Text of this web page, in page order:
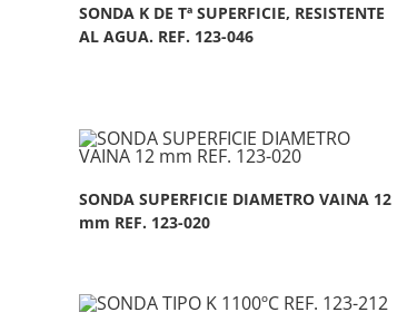
SONDA K DE Tª SUPERFICIE, RESISTENTE
AL AGUA. REF. 123-046
SONDA SUPERFICIE DIAMETRO VAINA 12
mm REF. 123-020